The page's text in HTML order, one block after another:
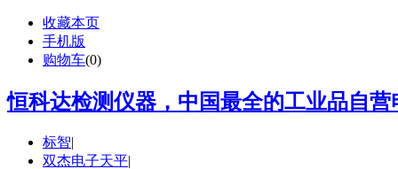
收藏本页
手机版
购物车(0)
恒科达检测仪器，中国最全的工业品自
标智|
双杰电子天平|